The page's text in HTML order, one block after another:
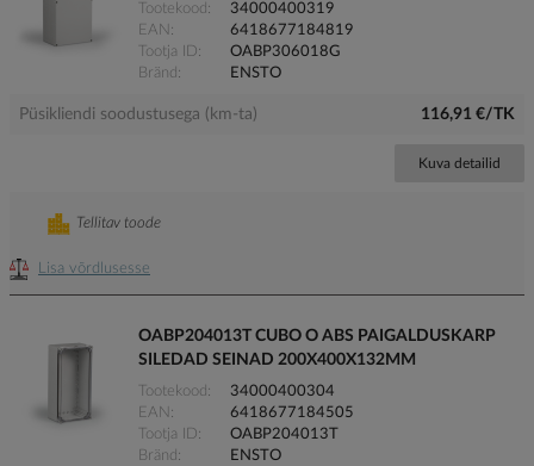
Tootekood
34000400319
EAN
6418677184819
Tootja ID
OABP306018G
Bränd
ENSTO
Püsikliendi soodustusega (km-ta) 116,91 €/TK
Kuva detailid
Lisa võrdlusesse
Tellitav toode
OABP204013T CUBO O ABS PAIGALDUSKARP
SILEDAD SEINAD 200X400X132MM
Tootekood
34000400304
EAN
6418677184505
Tootja ID
OABP204013T
Bränd
ENSTO